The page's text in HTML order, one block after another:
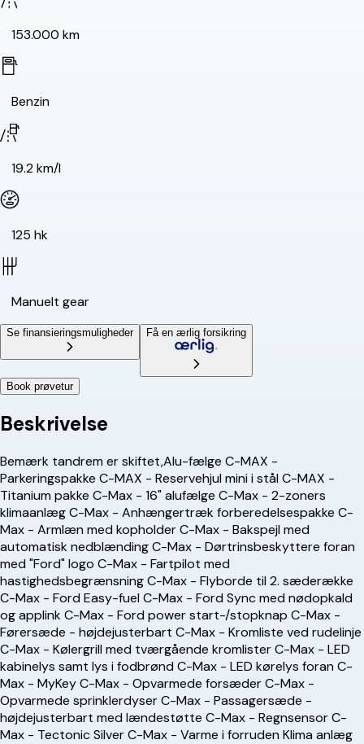
153.000 km
Benzin
19.2 km/l
125 hk
Manuelt gear
Se finansieringsmuligheder Få en ærlig forsikring
Book prøvetur
Beskrivelse
Bemærk tandrem er skiftet,Alu-fælge C-MAX -
Parkeringspakke C-MAX - Reservehjul mini i stål C-MAX -
Titanium pakke C-Max - 16" alufælge C-Max - 2-zoners
klimaanlæg C-Max - Anhængertræk forberedelsespakke C-
Max - Armlæn med kopholder C-Max - Bakspejl med
automatisk nedblænding C-Max - Dørtrinsbeskyttere foran
med "Ford" logo C-Max - Fartpilot med
hastighedsbegrænsning C-Max - Flyborde til 2. sæderække
C-Max - Ford Easy-fuel C-Max - Ford Sync med nødopkald
og applink C-Max - Ford power start-/stopknap C-Max -
Førersæde - højdejusterbart C-Max - Kromliste ved rudelinje
C-Max - Kølergrill med tværgående kromlister C-Max - LED
kabinelys samt lys i fodbrønd C-Max - LED kørelys foran C-
Max - MyKey C-Max - Opvarmede forsæder C-Max -
Opvarmede sprinklerdyser C-Max - Passagersæde -
højdejusterbart med lændestøtte C-Max - Regnsensor C-
Max - Tectonic Silver C-Max - Varme i forruden Klima anlæg